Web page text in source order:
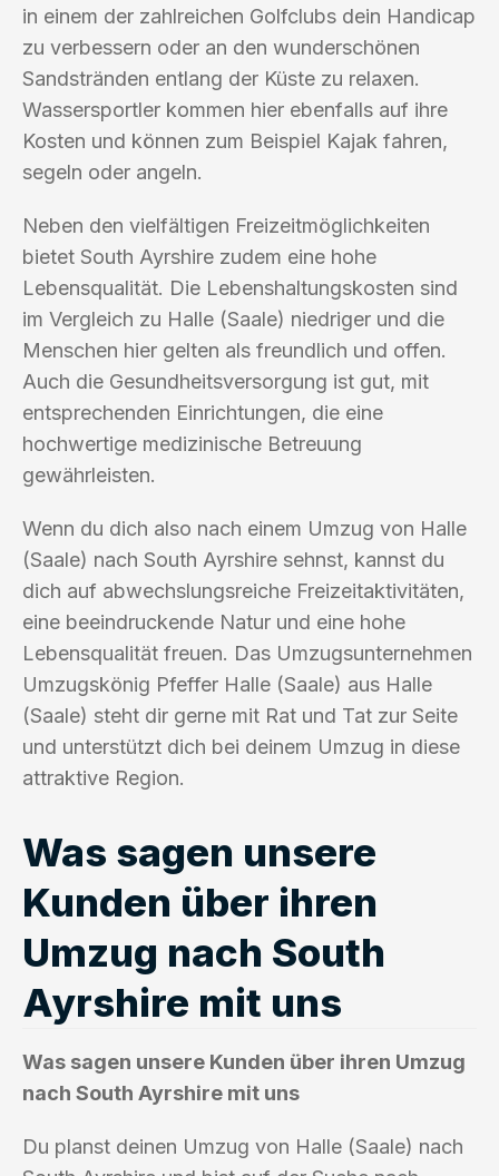
in einem der zahlreichen Golfclubs dein Handicap
zu verbessern oder an den wunderschönen
Sandstränden entlang der Küste zu relaxen.
Wassersportler kommen hier ebenfalls auf ihre
Kosten und können zum Beispiel Kajak fahren,
segeln oder angeln.
Neben den vielfältigen Freizeitmöglichkeiten
bietet South Ayrshire zudem eine hohe
Lebensqualität. Die Lebenshaltungskosten sind
im Vergleich zu Halle (Saale) niedriger und die
Menschen hier gelten als freundlich und offen.
Auch die Gesundheitsversorgung ist gut, mit
entsprechenden Einrichtungen, die eine
hochwertige medizinische Betreuung
gewährleisten.
Wenn du dich also nach einem Umzug von Halle
(Saale) nach South Ayrshire sehnst, kannst du
dich auf abwechslungsreiche Freizeitaktivitäten,
eine beeindruckende Natur und eine hohe
Lebensqualität freuen. Das Umzugsunternehmen
Umzugskönig Pfeffer Halle (Saale) aus Halle
(Saale) steht dir gerne mit Rat und Tat zur Seite
und unterstützt dich bei deinem Umzug in diese
attraktive Region.
Was sagen unsere
Kunden über ihren
Umzug nach South
Ayrshire mit uns
Was sagen unsere Kunden über ihren Umzug
nach South Ayrshire mit uns
Du planst deinen Umzug von Halle (Saale) nach